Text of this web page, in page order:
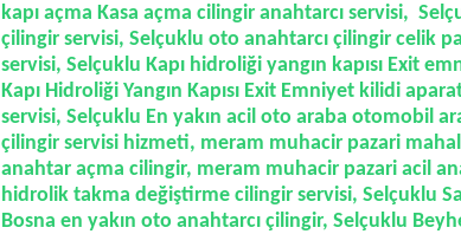
kapı açma Kasa açma cilingir anahtarcı servisi,
çilingir servisi, Selçuklu oto anahtarcı çilingir celik
servisi, Selçuklu Kapı hidroliği yangın kapısı Exit
Kapı Hidroliği Yangın Kapısı Exit Emniyet kilidi
servisi, Selçuklu En yakın acil oto araba otomobil
çilingir servisi hizmeti, meram muhacir pazari
anahtar açma cilingir, meram muhacir pazari acil
hidrolik takma değiştirme cilingir servisi, Selçuklu
Bosna en yakın oto anahtarcı çilingir, Selçuklu